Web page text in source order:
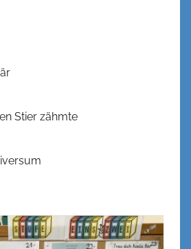
Stier zähmte